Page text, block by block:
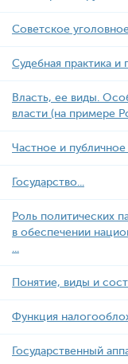
Советское
Судебная практика и
Власть, ее виды.
власти (на примере
Частное и публичное
Государство...
Роль политических
в обеспечении
...
Понятие, виды и
Функция
Государственный